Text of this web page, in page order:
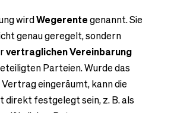
wirdWegerentegenannt. Sie
genau geregelt, sondern
vertraglichen Vereinbarung
Parteien. Wurde das
eingeräumt, kann die
direkt festgelegt sein, z. B. als